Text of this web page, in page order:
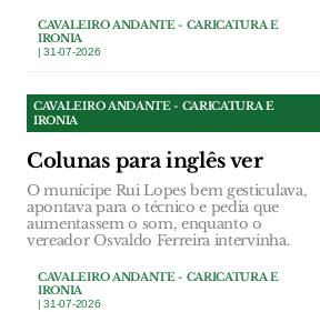
CAVALEIRO ANDANTE - CARICATURA E
IRONIA
| 31-07-2026
CAVALEIRO ANDANTE - CARICATURA E
IRONIA
Colunas para inglês ver
O munícipe Rui Lopes bem gesticulava,
apontava para o técnico e pedia que
aumentassem o som, enquanto o
vereador Osvaldo Ferreira intervinha.
CAVALEIRO ANDANTE - CARICATURA E
IRONIA
| 31-07-2026